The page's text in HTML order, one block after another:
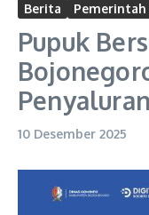
Berita Pemerintah
Pupuk
10 Desember 2025